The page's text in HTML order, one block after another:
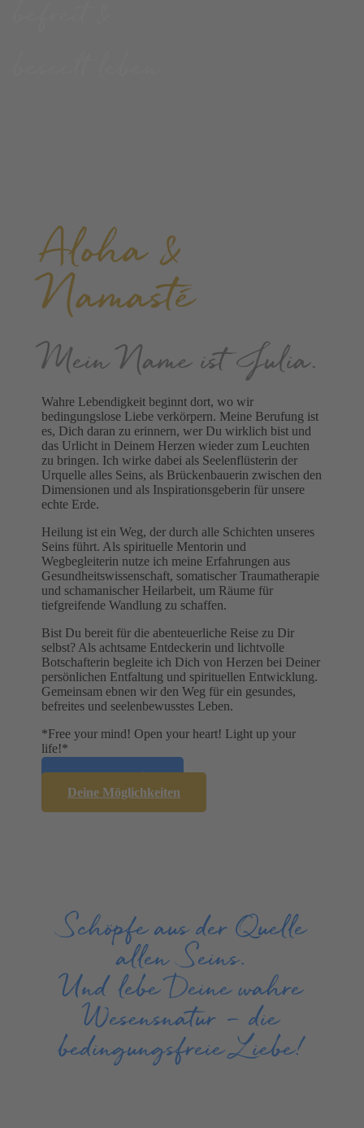
Aloha &
Namasté
Mein Name ist Julia.
Wahre Lebendigkeit beginnt dort, wo wir
bedingungslose Liebe verkörpern. Meine Berufung ist
es, Dich daran zu erinnern, wer Du wirklich bist und
das Urlicht in Deinem Herzen wieder zum Leuchten
zu bringen. Ich wirke dabei als Seelen­flüsterin der
Urquelle alles Seins, als Brücken­bauerin zwischen den
Dimen­sionen und als Inspi­ra­tions­geberin für unsere
echte Erde.
Heilung ist ein Weg, der durch alle Schichten unseres
Seins führt. Als spirituelle Mentorin und
Wegbegleiterin nutze ich meine Erfahrungen aus
Gesundheitswissenschaft, somatischer Traumatherapie
und schamanischer Heilarbeit, um Räume für
tiefgreifende Wandlung zu schaffen.
Bist Du bereit für die abenteuerliche Reise zu Dir
selbst? Als achtsame Entdeckerin und lichtvolle
Botschafterin begleite ich Dich von Herzen bei Deiner
persönlichen Entfaltung und spirituellen Entwicklung.
Gemeinsam ebnen wir den Weg für ein gesundes,
befreites und seelenbewusstes Leben.
*Free your mind! Open your heart! Light up your
life!*
Mehr über mich
Deine Möglichkeiten
Schöpfe aus der Quelle
allen Seins.
Und lebe Deine wahre
Wesensnatur – die
bedingungsfreie Liebe!